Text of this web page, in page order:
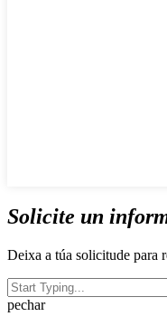
Solicite un
Deixa a túa solicitude para
pechar